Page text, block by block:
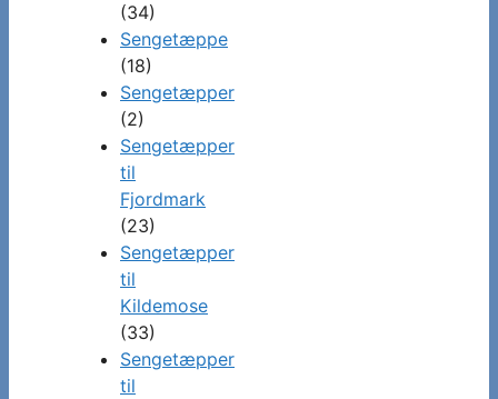
(34)
Sengetæppe
(18)
Sengetæpper
(2)
Sengetæpper
til
Fjordmark
(23)
Sengetæpper
til
Kildemose
(33)
Sengetæpper
til